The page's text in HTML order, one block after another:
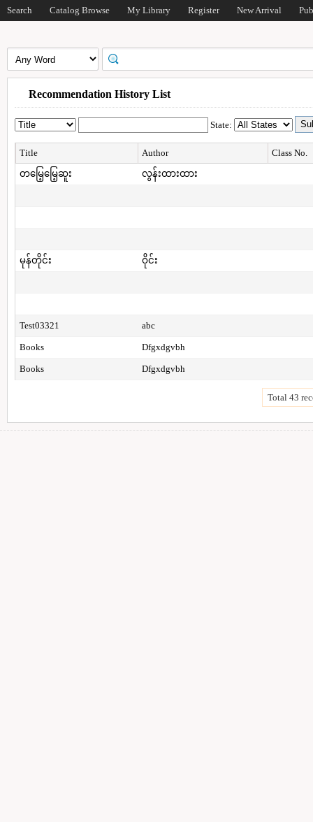
Search Catalog Browse My Library Register New Arrival
Recommendation History List
State:
Title Author
Class No.
တမြေ့မြေ့ဆူး
လွန်းထားထား
မုန်တိုင်း ဝိုင်း
Test03321 abc
Books Dfgxdgvbh
Books Dfgxdgvbh
Total 43